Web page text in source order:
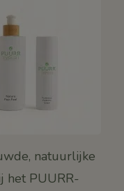
natuurlijke
het PUURR-